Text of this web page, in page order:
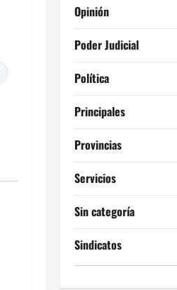
Opinión
Poder Judicial
Política
Principales
Provincias
Servicios
Sin categoría
Sindicatos